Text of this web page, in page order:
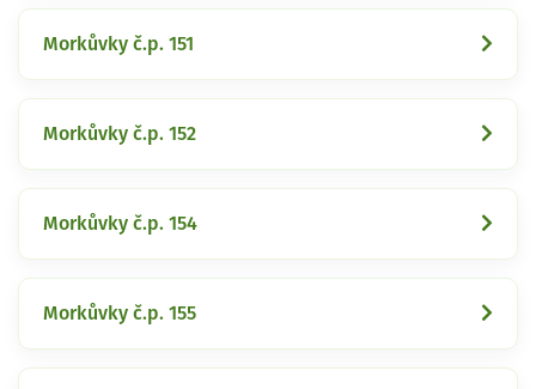
Morkůvky č.p. 151
Morkůvky č.p. 152
Morkůvky č.p. 154
Morkůvky č.p. 155